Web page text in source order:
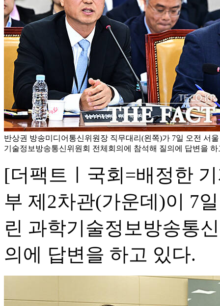
반상권 방송미디어통신위원장 직무대리(왼쪽)가 7일 오전 서
기술정보방송통신위원회 전체회의에 참석해 질의에 답변을
[더팩트ㅣ국회=배정한
부 제2차관(가운데)이 7
린 과학기술정보방송통
의에 답변을 하고 있다.